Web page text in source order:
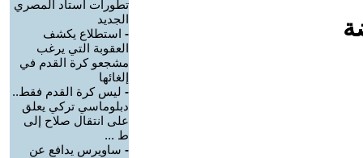
تطورات استاد المصري
الجديد
- استطلاع يكشف
العقوبة التي يرغب
مشجعو كرة القدم في
إلغائها
- ليس كرة القدم فقط..
دبلوماسي تركي يعلق
على انتقال صلاح إلى
ط ...
- ساويرس يدافع عن